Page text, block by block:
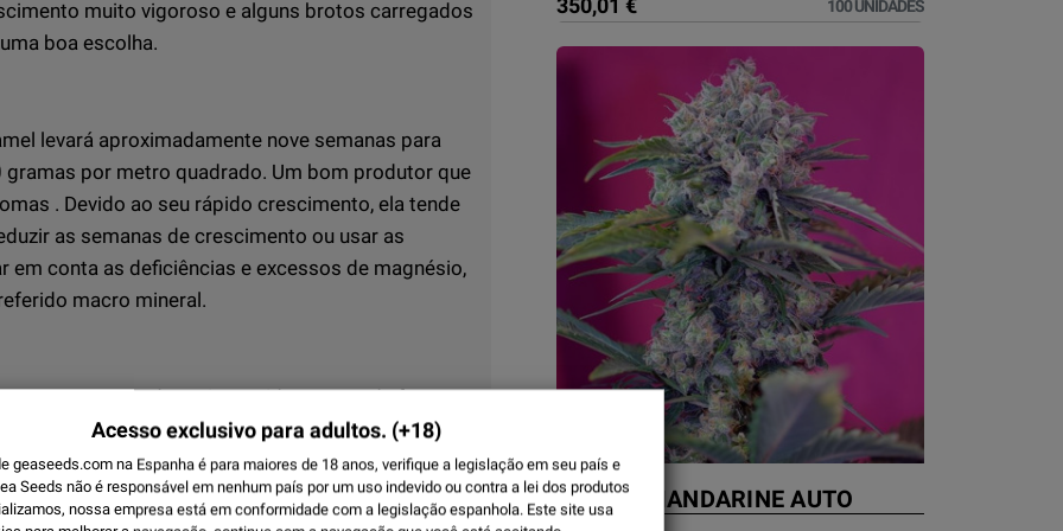
muito vigoroso e alguns brotos carregados
boa escolha.
levará aproximadamente nove semanas para
por metro quadrado. Um bom produtor que
. Devido ao seu rápido crescimento, ela tende
as semanas de crescimento ou usar as
em conta as deficiências e excessos de magnésio,
macro mineral.
crescendo muito rapidamente e de forma
la um mês depois para garantir que não cresça
planta se receber sol abundante e boa comida.
meados de outubro.
350,01 € 100 UNIDADES
CREAM MANDARINE AUTO
Acesso exclusivo para adultos. (+18)
geaseeds.com na Espanha é para maiores de 18 anos, verifique a legislação em seu país e
Seeds não é responsável em nenhum país por um uso indevido ou contra a lei dos produtos
nossa empresa está em conformidade com a legislação espanhola. Este site usa